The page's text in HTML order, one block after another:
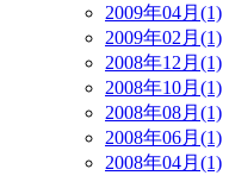
2009年04月(1)
2009年02月(1)
2008年12月(1)
2008年10月(1)
2008年08月(1)
2008年06月(1)
2008年04月(1)